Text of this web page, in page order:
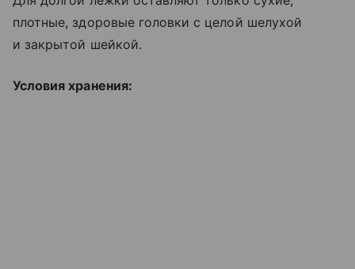
плотные, здоровые головки с целой шелухой
и закрытой шейкой.
Условия хранения: